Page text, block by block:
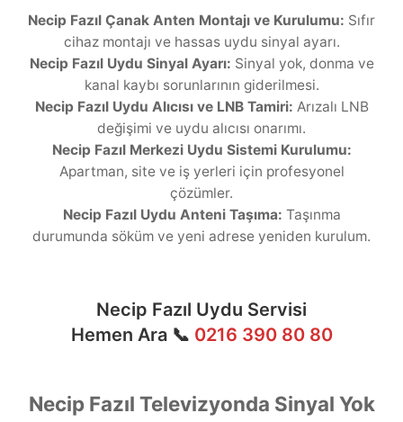
Necip Fazıl Çanak Anten Montajı ve Kurulumu: Sıfır
cihaz montajı ve hassas uydu sinyal ayarı.
Necip Fazıl Uydu Sinyal Ayarı: Sinyal yok, donma ve
kanal kaybı sorunlarının giderilmesi.
Necip Fazıl Uydu Alıcısı ve LNB Tamiri: Arızalı LNB
değişimi ve uydu alıcısı onarımı.
Necip Fazıl Merkezi Uydu Sistemi Kurulumu:
Apartman, site ve iş yerleri için profesyonel
çözümler.
Necip Fazıl Uydu Anteni Taşıma: Taşınma
durumunda söküm ve yeni adrese yeniden kurulum.
Necip Fazıl Uydu Servisi
Hemen Ara 📞 0216 390 80 80
Necip Fazıl Televizyonda Sinyal Yok